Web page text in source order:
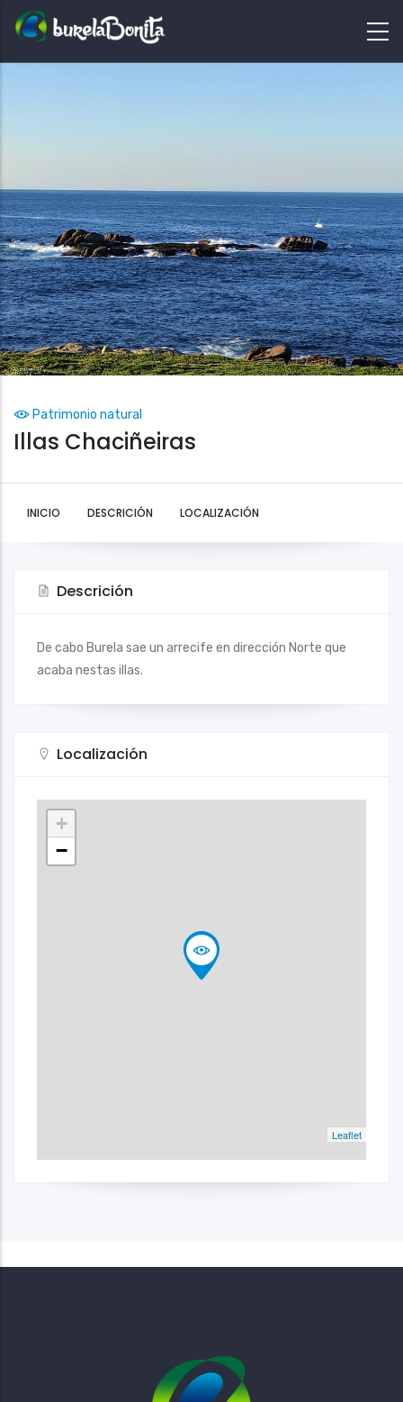
Patrimonio natural
Illas Chaciñeiras
INICIO DESCRICIÓN LOCALIZACIÓN
Descrición
De cabo Burela sae un arrecife en dirección Norte que
acaba nestas illas.
Localización
+
−
Leaflet